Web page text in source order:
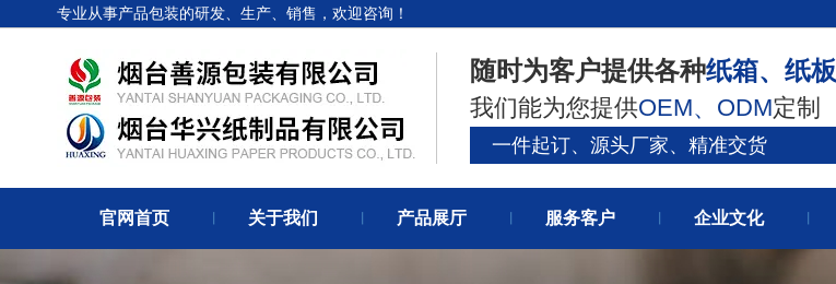
专业从事产品包装的研发、生产、销售，欢迎咨询！
随时为客户提供各种纸箱、纸板
我们能为您提供OEM、ODM定制
一件起订、源头厂家、精准交货
官网首页 关于我们 产品展厅 服务客户 企业文化